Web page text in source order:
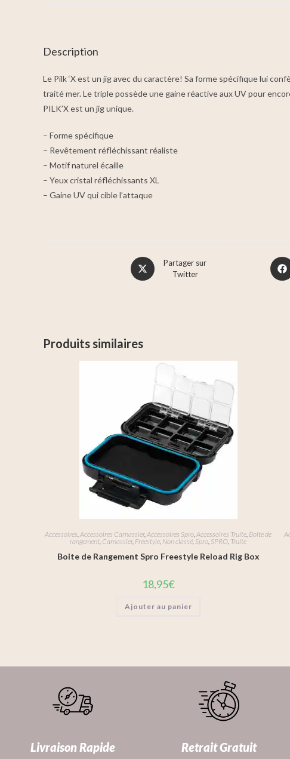
Description
Le Pilk ‘X est un jig avec du caractère! Sa forme spécifique lui
traité mer. Le triple possède une gaine réactive aux UV pour
PILK’X est un jig unique.
– Forme spécifique
– Revêtement réfléchissant réaliste
– Motif naturel écaille
– Yeux cristal réfléchissants XL
– Gaine UV qui cible l’attaque
Partager sur
Twitter
Produits similaires
Accessoires,Accessoires Carnassier,Accessoires Spro,Accessoires Truite, Boîte de
rangement, Carnassier, Freestyle, Non classé, Spro, SPRO, Truite
Boite de Rangement Spro Freestyle Reload Rig Box
18,95€
Ajouter au panier
Livraison Rapide
Retrait Gratuit